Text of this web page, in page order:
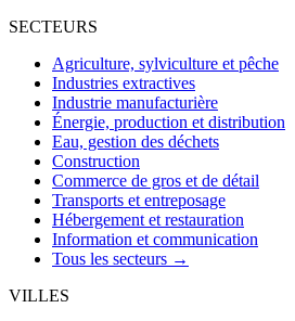
SECTEURS
Agriculture, sylviculture et pêche
Industries extractives
Industrie manufacturière
Énergie, production et distribution
Eau, gestion des déchets
Construction
Commerce de gros et de détail
Transports et entreposage
Hébergement et restauration
Information et communication
Tous les secteurs →
VILLES